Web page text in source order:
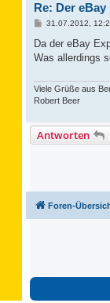
Re: Der
B
i
r
31.07.2012,
Da der eBay
Was allerdings
Viele Grüße aus
Robert Beer
Antworten
Foren-